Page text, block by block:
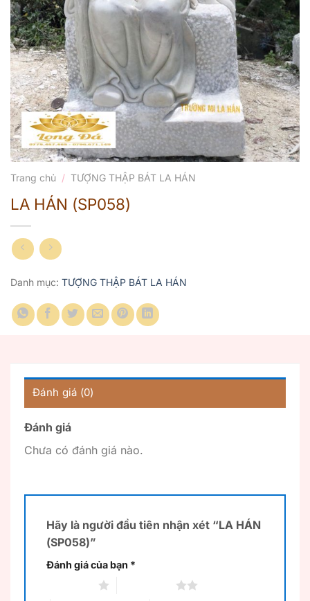
Trang chủ / TƯỢNG THẬP BÁT LA HÁN
LA HÁN (SP058)
Danh mục: TƯỢNG THẬP BÁT LA HÁN
Đánh giá (0)
Đánh giá
Chưa có đánh giá nào.
Hãy là người đầu tiên nhận xét “LA HÁN
(SP058)”
Đánh giá của bạn *